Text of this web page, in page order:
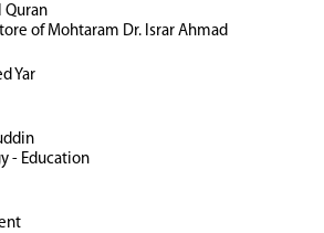
Quran
of Mohtaram Dr. Israr Ahmad
Yar
- Education